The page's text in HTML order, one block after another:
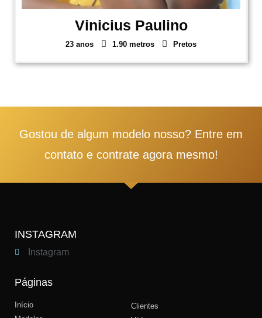
Vinicius Paulino
23 anos 1.90 metros Pretos
Gostou de algum modelo nosso? Entre em
contato e contrate agora mesmo!
INSTAGRAM
Instagram
Páginas
Início
Clientes